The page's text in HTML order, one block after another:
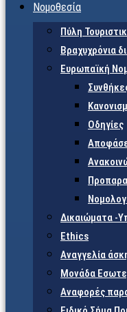
Νομοθεσία
Πύλη
Βραχυχρόνια
Ευρωπαϊκή
Οδηγίες
Δικαιώματα -
Ethics
Αναγγελία
Μονάδα
Αναφορές